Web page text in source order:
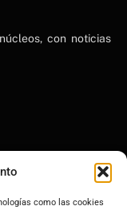
como las cookies
con noticias